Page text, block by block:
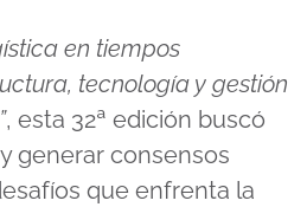
en tiempos
tecnología y gestión
, esta 32ª edición buscó
generar consensos
que enfrenta la